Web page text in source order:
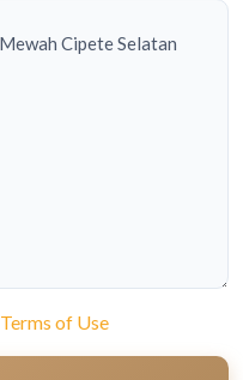
Terms of Use